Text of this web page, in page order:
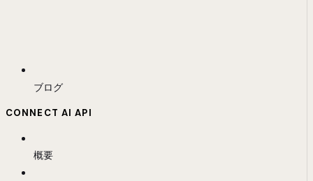
ブログ
CONNECT AI API
概要